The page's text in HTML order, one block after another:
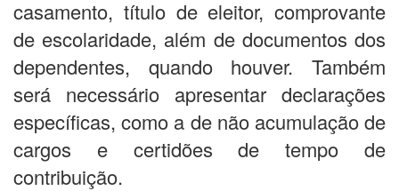
casamento, título de eleitor, comprovante
de escolaridade, além de documentos dos
dependentes, quando houver. Também
será necessário apresentar declarações
específicas, como a de não acumulação de
cargos e certidões de tempo de
contribuição.